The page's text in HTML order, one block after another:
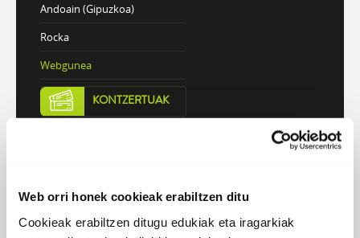
Web orri honek cookieak erabiltzen ditu
Cookieak erabiltzen ditugu edukiak eta iragarkiak
Andoain (Gipuzkoa)
Rocka
Webgunea
KONTZERTUAK